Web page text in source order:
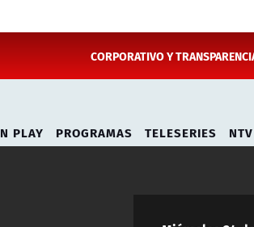
CORPORATIVO Y
PLAY PROGRAMAS TELESERIES NTV